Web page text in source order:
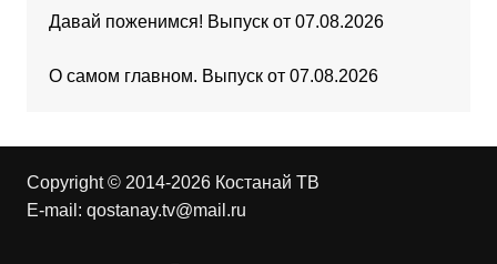
Давай поженимся! Выпуск от 07.08.2026
О самом главном. Выпуск от 07.08.2026
Copyright © 2014-2026 Костанай ТВ
E-mail: qostanay.tv@mail.ru